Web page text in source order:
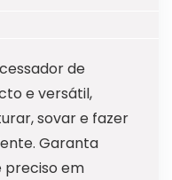
de
e versátil,
sovar e fazer
Garanta
preciso em